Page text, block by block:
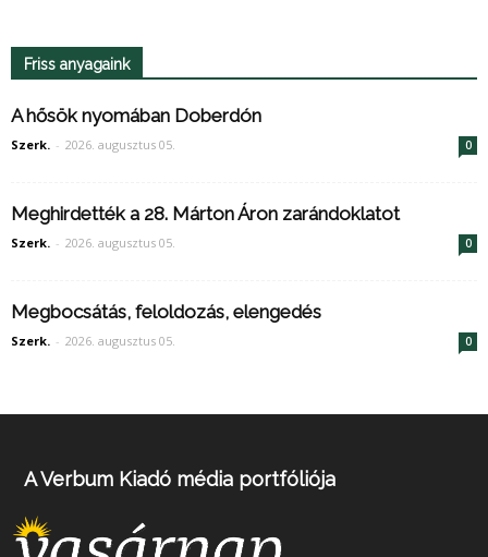
Friss anyagaink
A hősök nyomában Doberdón
Szerk. - 2026. augusztus 05. 0
Meghirdették a 28. Márton Áron zarándoklatot
Szerk. - 2026. augusztus 05. 0
Megbocsátás, feloldozás, elengedés
Szerk. - 2026. augusztus 05. 0
A Verbum Kiadó média portfóliója